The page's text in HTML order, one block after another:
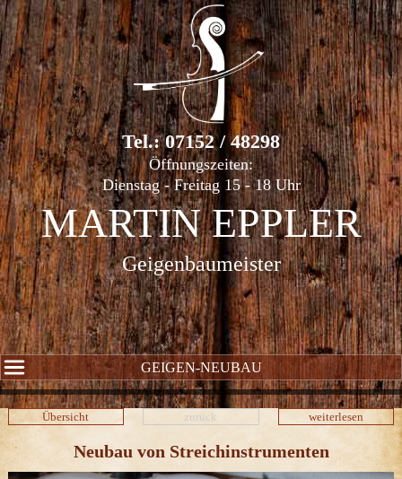
Tel.: 07152 / 48298
Öffnungszeiten:
Dienstag - Freitag 15 - 18 Uhr
MARTIN EPPLER
Geigenbaumeister
GEIGEN-NEUBAU
Übersicht zurück weiterlesen
Neubau von Streichinstrumenten